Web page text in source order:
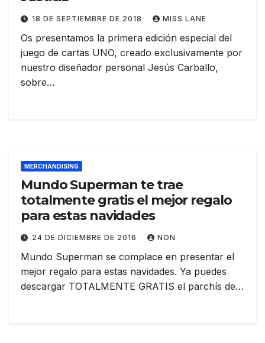
18 DE SEPTIEMBRE DE 2018 MISS LANE
Os presentamos la primera edición especial del
juego de cartas UNO, creado exclusivamente por
nuestro diseñador personal Jesús Carballo,
sobre…
MERCHANDISING
Mundo Superman te trae
totalmente gratis el mejor regalo
para estas navidades
24 DE DICIEMBRE DE 2016 NON
Mundo Superman se complace en presentar el
mejor regalo para estas navidades. Ya puedes
descargar TOTALMENTE GRATIS el parchís de…